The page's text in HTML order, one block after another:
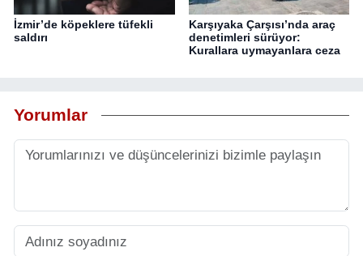
İzmir’de köpeklere tüfekli
saldırı
Karşıyaka Çarşısı’nda araç
denetimleri sürüyor:
Kurallara uymayanlara ceza
Yorumlar